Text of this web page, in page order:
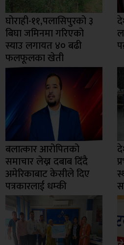
घोराही-११,पलासिपुरको ३
बिघा जमिनमा गरिएको
स्याउ लगायत ४० बढी
फलफूलका खेती
बलात्कार आरोपितको
समाचार लेख्न दबाब दिँदै
अमेरिकाबाट केसीले दिए
पत्रकारलाई धम्की